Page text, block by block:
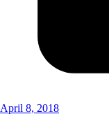
April 8, 2018